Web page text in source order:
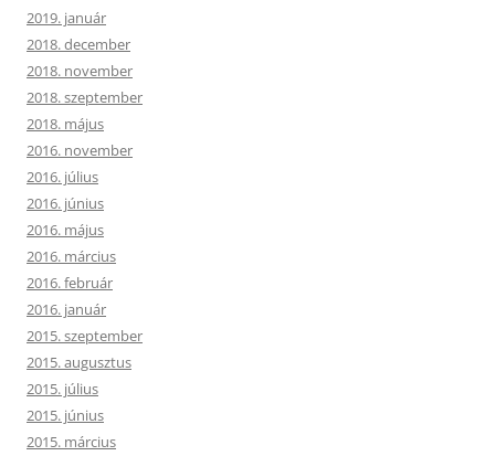
2019. január
2018. december
2018. november
2018. szeptember
2018. május
2016. november
2016. július
2016. június
2016. május
2016. március
2016. február
2016. január
2015. szeptember
2015. augusztus
2015. július
2015. június
2015. március